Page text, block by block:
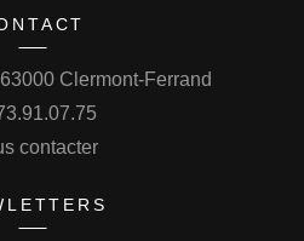
Clermont-Ferrand
contacter